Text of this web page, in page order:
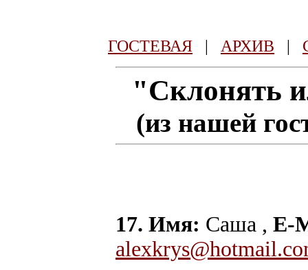
ГОСТЕВАЯ | АРХИВ |
"Склонять
(из нашей
17. Имя: Саша , E-